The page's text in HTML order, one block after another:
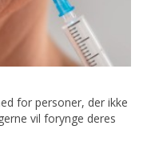
for personer, der ikke
vil forynge deres